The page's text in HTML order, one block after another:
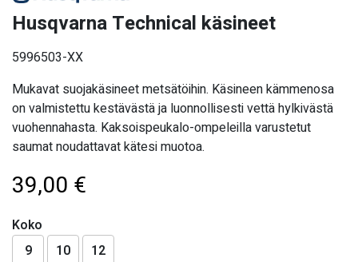
Husqvarna Technical käsineet
5996503-XX
Mukavat suojakäsineet metsätöihin. Käsineen kämmenosa
on valmistettu kestävästä ja luonnollisesti vettä hylkivästä
vuohennahasta. Kaksoispeukalo-ompeleilla varustetut
saumat noudattavat kätesi muotoa.
39,00 €
Koko
9
10
12